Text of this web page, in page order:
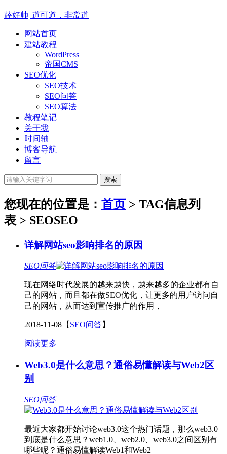
薛好帅| 道可道，非常道
网站首页
建站教程
WordPress
帝国CMS
SEO优化
SEO技术
SEO问答
SEO算法
教程笔记
关于我
时间轴
博客导航
留言
您现在的位置是： 首页 > TAG信息列
表 > SEOSEO
详解网站seo影响排名的原因
SEO问答
现在网络时代发展的越来越快，越来越多的企业都有自
己的网站，而且都在做SEO优化，让更多的用户访问自
己的网站，从而达到宣传推广的作用，
2018-11-08 【 SEO问答】
阅读更多
Web3.0是什么意思？通俗易懂解读与Web2区
别
SEO问答
最近大家都开始讨论web3.0这个热门话题，那么web3.0
到底是什么意思？web1.0、web2.0、web3.0之间区别有
哪些呢？通俗易懂解读Web1和Web2